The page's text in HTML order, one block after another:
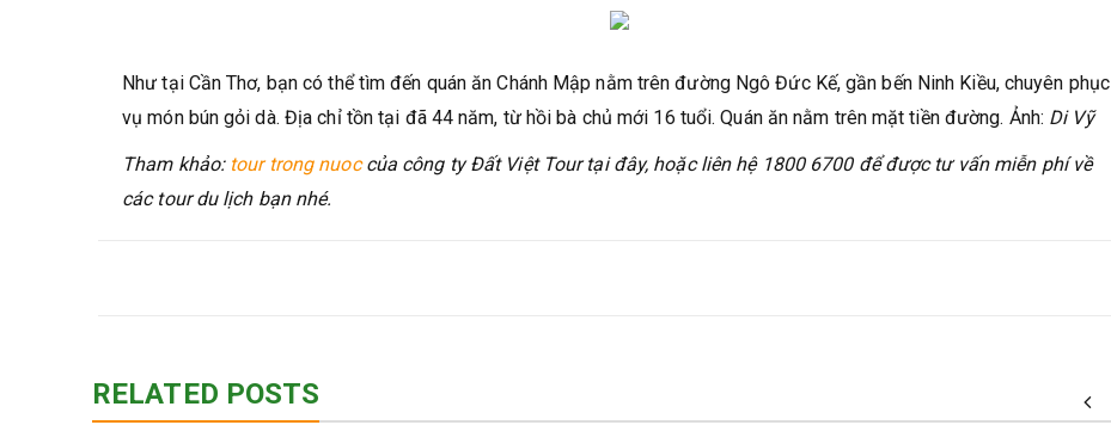
Như tại Cần Thơ, bạn có thể tìm đến quán ăn Chánh Mập nằm trên đường Ngô Đức Kế, gần bến Ninh Kiều, chuyên phục
vụ món bún gỏi dà. Địa chỉ tồn tại đã 44 năm, từ hồi bà chủ mới 16 tuổi. Quán ăn nằm trên mặt tiền đường. Ảnh: Di Vỹ
Tham khảo: tour trong nuoccủa công ty Đất Việt Tour tại đây, hoặc liên hệ 1800 6700 để được tư vấn miễn phí về
các tour du lịch bạn nhé.
RELATED POSTS